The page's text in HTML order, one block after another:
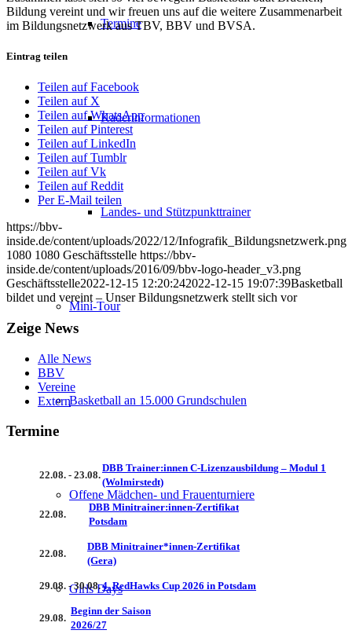
Termine
Kaderinformationen
Landes- und Stützpunkttrainer
Mini-Tour
Basketball an 15.000 Grundschulen
Offene Mädchen- und Frauenturniere
Girls Days
Bildung vereint und wir freuen uns auf die weitere Zusammenarbeit
im Bildungsnetzwerk aus TBV, BBV und BVSA.
Eintrag teilen
Teilen auf Facebook
Teilen auf X
Teilen auf WhatsApp
Teilen auf Pinterest
Teilen auf LinkedIn
Teilen auf Tumblr
Teilen auf Vk
Teilen auf Reddit
Per E-Mail teilen
https://bbv-
inside.de/content/uploads/2022/12/Infografik_Bildungsnetzwerk.png
1080 1080 Geschäftsstelle https://bbv-
inside.de/content/uploads/2016/09/bbv-logo-header_v3.png
Geschäftsstelle2022-12-15 12:20:242022-12-15 19:07:39Basketball
bildet und vereint – Unser Bildungsnetzwerk stellt sich vor
Zeige News
Alle News
BBV
Vereine
Extern
Termine
22.08. - 23.08.
DBB Trainer:innen C-Lizenzausbildung – Modul 1
(Wolmirstedt)
22.08.
DBB Minitrainer:innen-Zertifikat
Potsdam
22.08.
DBB Minitrainer*innen-Zertifikat
(Gera)
29.08. - 30.08.4. RedHawks Cup 2026 in Potsdam
29.08.
Beginn der Saison
2026/27